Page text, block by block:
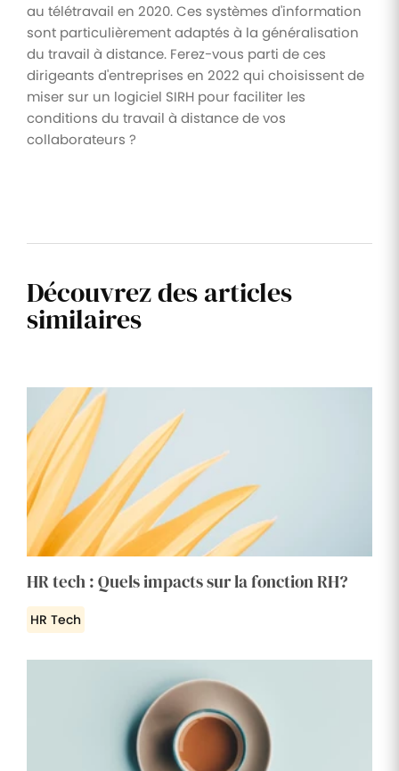
au télétravail en 2020. Ces systèmes d'information
sont particulièrement adaptés à la généralisation
du travail à distance. Ferez-vous parti de ces
dirigeants d'entreprises en 2022 qui choisissent de
miser sur un logiciel SIRH pour faciliter les
conditions du travail à distance de vos
collaborateurs ?
Découvrez des articles
similaires
HR tech : Quels impacts sur la fonction RH?
HR Tech